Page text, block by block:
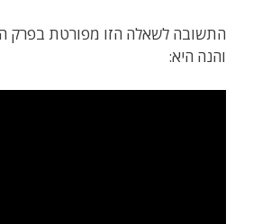
התשובה לשאלה הזו מפורטת בפרק
והנה היא: